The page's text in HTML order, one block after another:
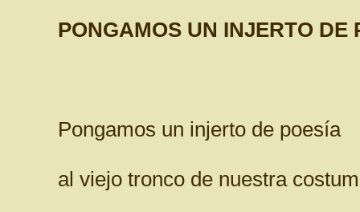
PONGAMOS UN INJERTO DE
Pongamos un injerto de poesía
al viejo tronco de nuestra